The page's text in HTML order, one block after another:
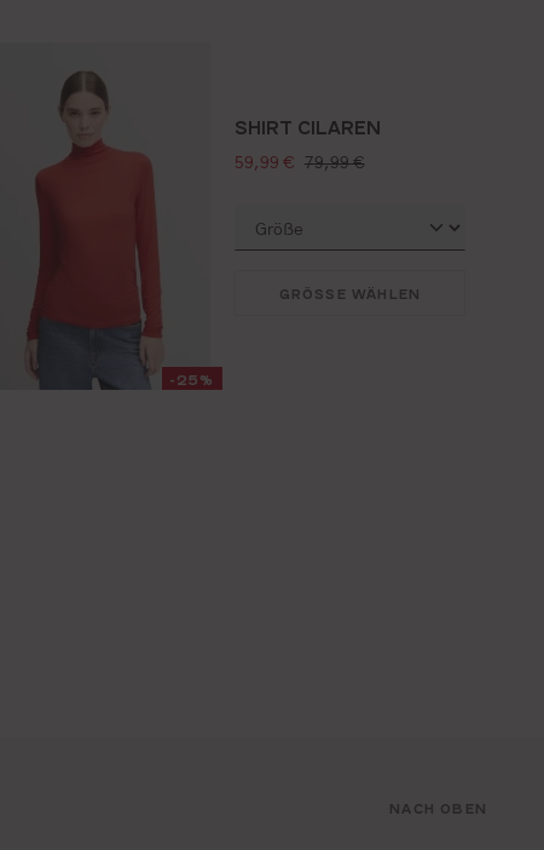
-25%
SHIRT CILAREN
verkaufspreis:
59,99 € regulärer preis:
79,99 €
GRÖSSE WÄHLEN
NACH OBEN